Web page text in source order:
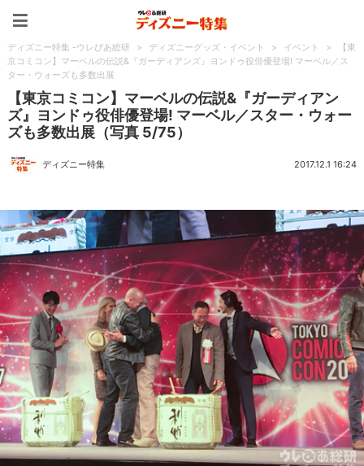
ディズニー特集 -ウレぴあ総研 > ディズニーグッズ・イベント > イベント >
【東
京コミコン】マーベルの伝説&『ガーディアンズ』ヨンドゥ役俳優登場! マーベル／ス
ター・ウォーズも多数出展
【東京コミコン】マーベルの伝説&『ガーディアン
ズ』ヨンドゥ役俳優登場! マーベル／スター・ウォー
ズも多数出展（写真 5/75）
ディズニー特集 2017.12.1 16:24